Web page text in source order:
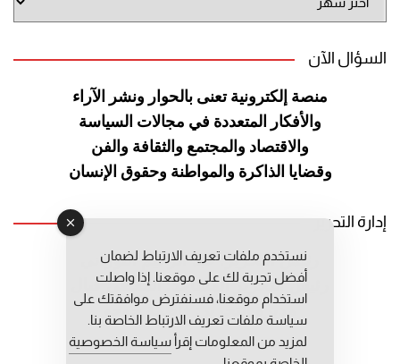
الموقع
السؤال الآن
منصة إلكترونية تعنى بالحوار ونشر الآراء
والأفكار المتعددة في مجالات السياسة
والاقتصاد والمجتمع والثقافة والفن
وقضايا الذاكرة والمواطنة وحقوق الإنسان
إدارة التحرير
رئيس التحرير: عبد الرحيم التوراني
رئيس التحرير المساعد: المعطي قبال
مديرة التحرير: فاطمة حوحو
نستخدم ملفات تعريف الارتباط لضمان
أفضل تجربة لك على موقعنا. إذا واصلت
استخدام موقعنا، فسنفترض موافقتك على
سياسة ملفات تعريف الارتباط الخاصة بنا.
لمزيد من المعلومات إقرأ سياسة الخصوصية